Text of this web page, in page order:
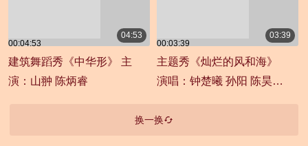
00:04:53
04:53
建筑舞蹈秀《中华形》 主
演：山翀 陈炳睿
00:03:39
03:39
主题秀《灿烂的风和海》
演唱：钟楚曦 孙阳 陈昊宇
换一换